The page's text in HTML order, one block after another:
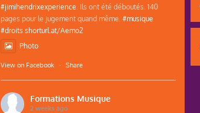
#jimihendrixexperience . Ils ont été déboutés. 140
pages pour le jugement quand même. #musique
#droits shorturl.at/Aemo2
Photo
View on Facebook · Share
Formations Musique
2 weeks ago